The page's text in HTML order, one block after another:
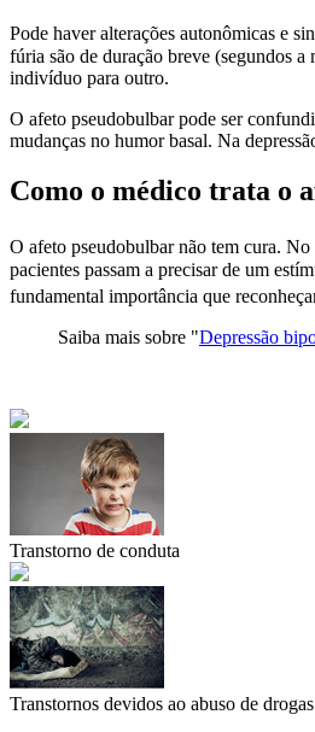
Pode haver alterações autonômicas e
fúria são de duração breve (segundos a
indivíduo para outro.
O afeto pseudobulbar pode ser
mudanças no humor basal. Na
Como o médico trata o
O afeto pseudobulbar não tem cura. No
pacientes passam a precisar de um
fundamental importância que
Saiba mais sobre "Depressão
Transtorno de conduta
Transtornos devidos ao abuso de drogas